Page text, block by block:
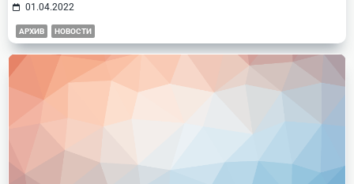
01.04.2022
АРХИВ НОВОСТИ